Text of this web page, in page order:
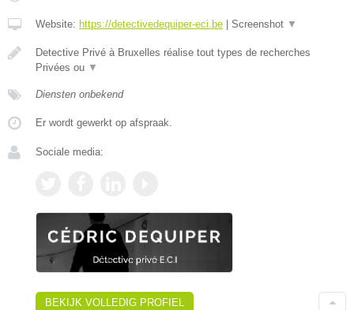
Website: https://detectivedequiper-eci.be | Screenshot ▼
Detective Privé à Bruxelles réalise tout types de recherches
Privées ou ▼
Diensten onbekend
Er wordt gewerkt op afspraak.
Sociale media:
BEKIJK VOLLEDIG PROFIEL